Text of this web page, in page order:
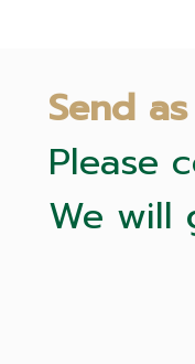
Send
Please
We will